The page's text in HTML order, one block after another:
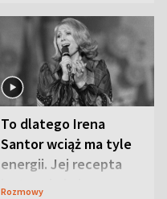
To dlatego Irena
Santor wciąż ma tyle
energii. Jej recepta
jest zaskakująco
Rozmowy